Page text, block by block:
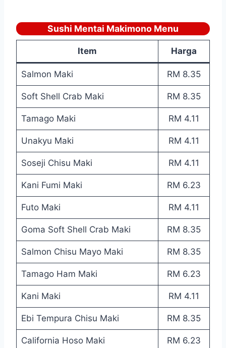
Sushi Mentai Makimono Menu
Item Harga
Salmon Maki RM 8.35
Soft Shell Crab Maki RM 8.35
Tamago Maki RM 4.11
Unakyu Maki RM 4.11
Soseji Chisu Maki RM 4.11
Kani Fumi Maki RM 6.23
Futo Maki RM 4.11
Goma Soft Shell Crab Maki RM 8.35
Salmon Chisu Mayo Maki RM 8.35
Tamago Ham Maki RM 6.23
Kani Maki RM 4.11
Ebi Tempura Chisu Maki RM 8.35
California Hoso Maki RM 6.23